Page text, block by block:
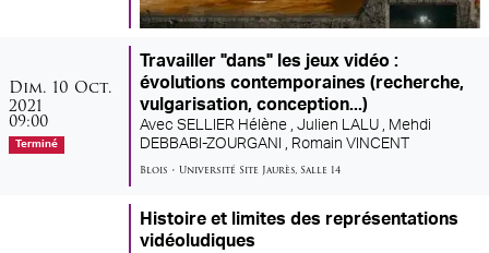
dimanche
Dim. 10 octobre
Oct.
2021
09:00
Terminé
Travailler "dans" les jeux vidéo :
évolutions contemporaines (recherche,
vulgarisation, conception...)
Avec SELLIER Hélène , Julien LALU , Mehdi
DEBBABI-ZOURGANI , Romain VINCENT
Blois • Université Site Jaurès, Salle 14
Histoire et limites des représentations
vidéoludiques